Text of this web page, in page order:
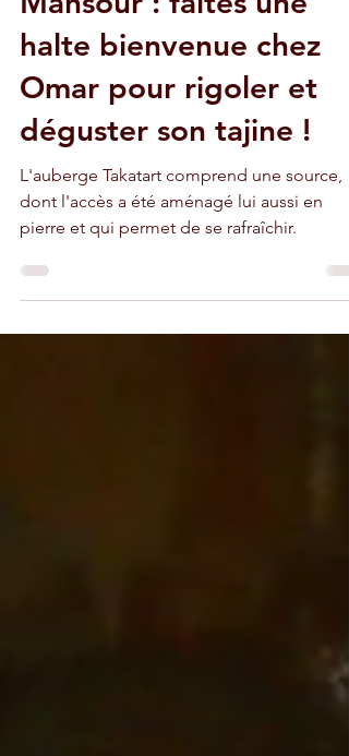
Palmeraie d'Aït
Mansour : faites une
halte bienvenue chez
Omar pour rigoler et
déguster son tajine !
L'auberge Takatart comprend une source,